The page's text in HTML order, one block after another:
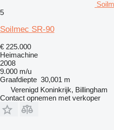
5
Soilmec SR-90
€ 225.000
Heimachine
2008
9.000 m/u
Graafdiepte 30,001 m
Verenigd Koninkrijk, Billingham
Contact opnemen met verkoper